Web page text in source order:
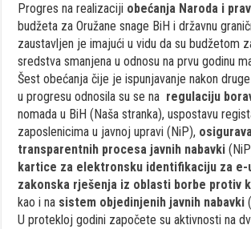
Progres na realizaciji obećanja Naroda i
budžeta za Oružane snage BiH i državnu
zaustavljen je imajući u vidu da su budžetom
sredstva smanjena u odnosu na prvu godinu
Šest obećanja čije je ispunjavanje nakon
u progresu odnosila su se na regulaciju
nomada u BiH (Naša stranka), uspostavu
zaposlenicima u javnoj upravi (NiP),
transparentnih procesa javnih nabavki
kartice za elektronsku identifikaciju za e-
zakonska rješenja iz oblasti borbe protiv
kao i na sistem objedinjenih javnih nabavki
U protekloj godini započete su aktivnosti na